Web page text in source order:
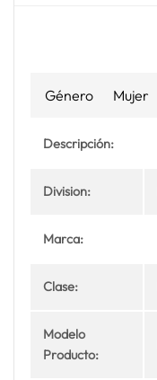
Género Mujer
Descripción:
Division:
Marca:
Clase:
Modelo
Producto: